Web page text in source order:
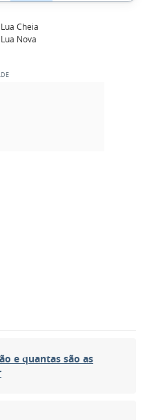
Lua Cheia
Lua Nova
e quantas são as